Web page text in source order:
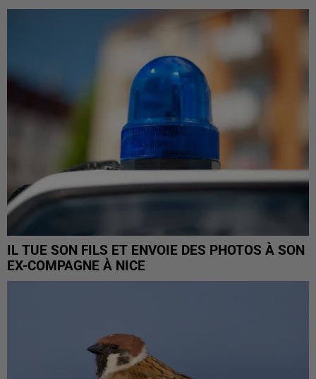
IL TUE SON FILS ET ENVOIE DES PHOTOS À SON
EX-COMPAGNE À NICE